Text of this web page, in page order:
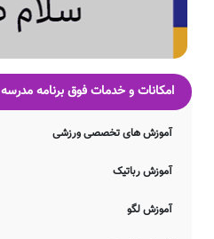
امکانات و خدمات فوق برنامه مدرسه
آموزش های تخصصی ورزشی
آموزش رباتیک
آموزش لگو